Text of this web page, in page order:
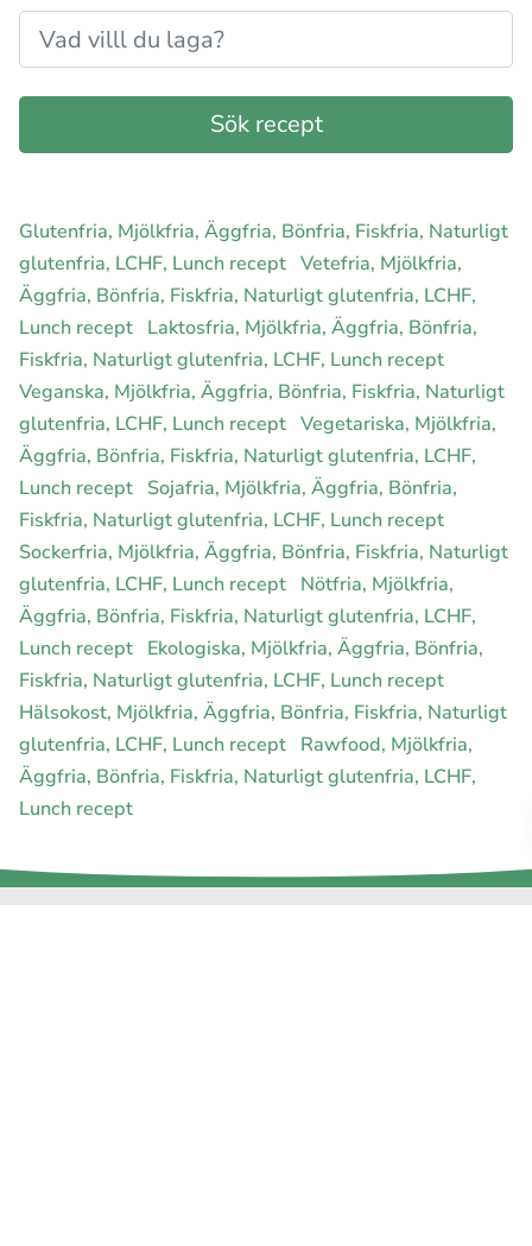
Glutenfria, Mjölkfria, Äggfria, Bönfria, Fiskfria, Naturligt
glutenfria, LCHF, Lunch recept Vetefria, Mjölkfria,
Äggfria, Bönfria, Fiskfria, Naturligt glutenfria, LCHF,
Lunch recept Laktosfria, Mjölkfria, Äggfria, Bönfria,
Fiskfria, Naturligt glutenfria, LCHF, Lunch recept
Veganska, Mjölkfria, Äggfria, Bönfria, Fiskfria, Naturligt
glutenfria, LCHF, Lunch recept Vegetariska, Mjölkfria,
Äggfria, Bönfria, Fiskfria, Naturligt glutenfria, LCHF,
Lunch recept Sojafria, Mjölkfria, Äggfria, Bönfria,
Fiskfria, Naturligt glutenfria, LCHF, Lunch recept
Sockerfria, Mjölkfria, Äggfria, Bönfria, Fiskfria, Naturligt
glutenfria, LCHF, Lunch recept Nötfria, Mjölkfria,
Äggfria, Bönfria, Fiskfria, Naturligt glutenfria, LCHF,
Lunch recept Ekologiska, Mjölkfria, Äggfria, Bönfria,
Fiskfria, Naturligt glutenfria, LCHF, Lunch recept
Hälsokost, Mjölkfria, Äggfria, Bönfria, Fiskfria, Naturligt
glutenfria, LCHF, Lunch recept Rawfood, Mjölkfria,
Äggfria, Bönfria, Fiskfria, Naturligt glutenfria, LCHF,
Lunch recept